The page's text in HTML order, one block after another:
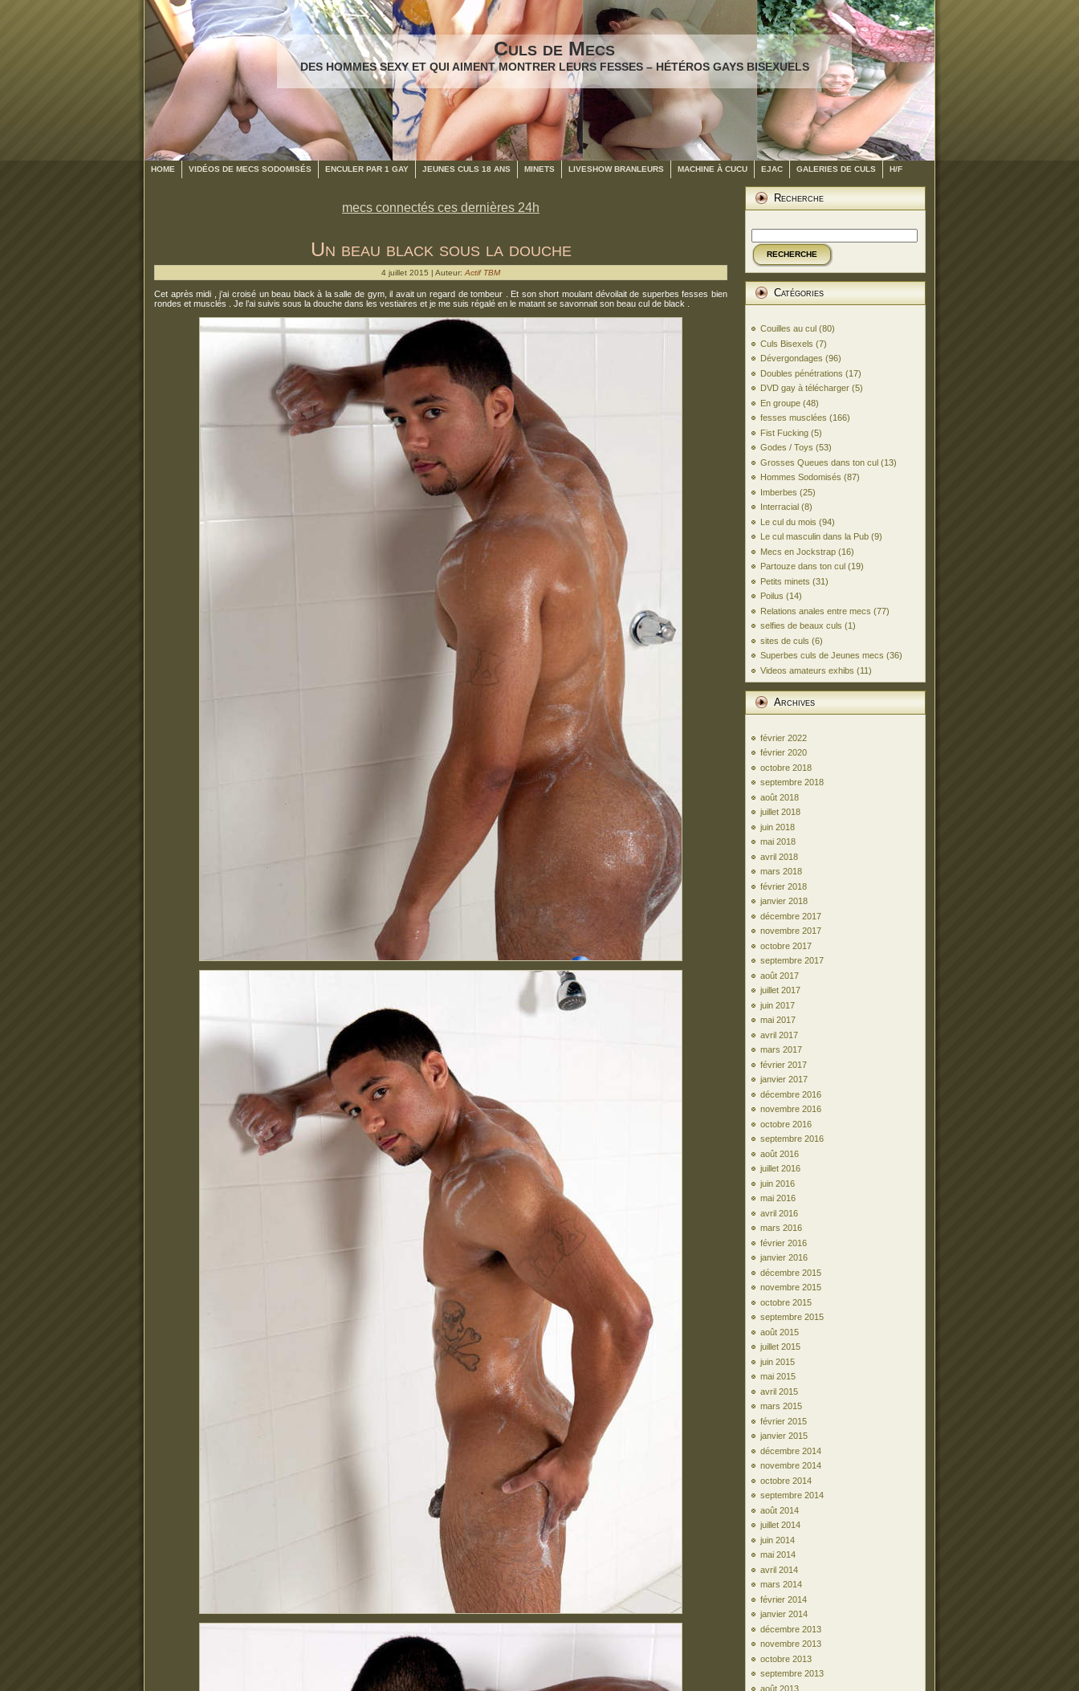
Culs de Mecs
DES HOMMES SEXY ET QUI AIMENT MONTRER LEURS FESSES – HÉTÉROS GAYS BISEXUELS
HOME VIDÉOS DE MECS SODOMISÉS ENCULER PAR 1 GAY JEUNES CULS 18 ANS MINETS LIVESHOW BRANLEURS MACHINE À CUCU EJAC GALERIES DE CULS H/F
mecs connectés ces dernières 24h
Un beau black sous la douche
4 juillet 2015 | Auteur: Actif TBM
Cet après midi , j’ai croisé un beau black à la salle de gym, il avait un regard de tombeur . Et son short moulant dévoilait de superbes fesses bien
rondes et musclés . Je l’ai suivis sous la douche dans les vestiaires et je me suis régalé en le matant se savonnait son beau cul de black .
Recherche
RECHERCHE
Catégories
Couilles au cul (80)
Culs Bisexels (7)
Dévergondages (96)
Doubles pénétrations (17)
DVD gay à télécharger (5)
En groupe (48)
fesses musclées (166)
Fist Fucking (5)
Godes / Toys (53)
Grosses Queues dans ton cul (13)
Hommes Sodomisés (87)
Imberbes (25)
Interracial (8)
Le cul du mois (94)
Le cul masculin dans la Pub (9)
Mecs en Jockstrap (16)
Partouze dans ton cul (19)
Petits minets (31)
Poilus (14)
Relations anales entre mecs (77)
selfies de beaux culs (1)
sites de culs (6)
Superbes culs de Jeunes mecs (36)
Videos amateurs exhibs (11)
Archives
février 2022
février 2020
octobre 2018
septembre 2018
août 2018
juillet 2018
juin 2018
mai 2018
avril 2018
mars 2018
février 2018
janvier 2018
décembre 2017
novembre 2017
octobre 2017
septembre 2017
août 2017
juillet 2017
juin 2017
mai 2017
avril 2017
mars 2017
février 2017
janvier 2017
décembre 2016
novembre 2016
octobre 2016
septembre 2016
août 2016
juillet 2016
juin 2016
mai 2016
avril 2016
mars 2016
février 2016
janvier 2016
décembre 2015
novembre 2015
octobre 2015
septembre 2015
août 2015
juillet 2015
juin 2015
mai 2015
avril 2015
mars 2015
février 2015
janvier 2015
décembre 2014
novembre 2014
octobre 2014
septembre 2014
août 2014
juillet 2014
juin 2014
mai 2014
avril 2014
mars 2014
février 2014
janvier 2014
décembre 2013
novembre 2013
octobre 2013
septembre 2013
août 2013